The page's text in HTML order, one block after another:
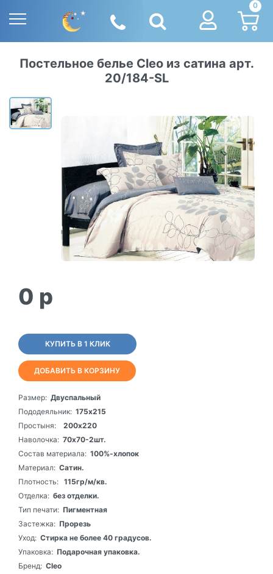
0
Постельное белье Cleo из сатина арт.
20/184-SL
0 p
КУПИТЬ В 1 КЛИК
ДОБАВИТЬ В КОРЗИНУ
Размер: Двуспальный
Пододеяльник: 175х215
Простыня:
200х220
Наволочка: 70х70-2шт.
Состав материала: 100%-хлопок
Материал: Сатин.
Плотность: 115гр/м/кв.
Отделка: без отделки.
Тип печати: Пигментная
Застежка: Прорезь
Уход: Стирка не более 40 градусов.
Упаковка: Подарочная упаковка.
Бренд: Cleo